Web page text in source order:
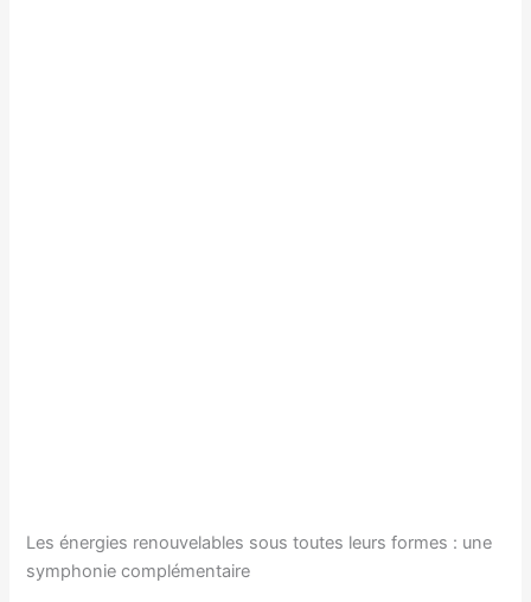
Les énergies renouvelables sous toutes leurs formes : une
symphonie complémentaire